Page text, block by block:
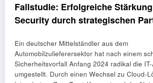
Fallstudie: Erfolgreiche
Security durch strategischen
Ein deutscher Mittelständler aus dem
Automobilzulieferersektor hat nach einem
Sicherheitsvorfall Anfang 2024 radikal die
umgestellt. Durch einen Wechsel zu Cloud-